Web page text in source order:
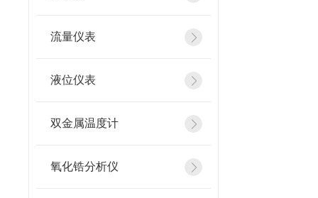
流量仪表
液位仪表
双金属温度计
氧化锆分析仪